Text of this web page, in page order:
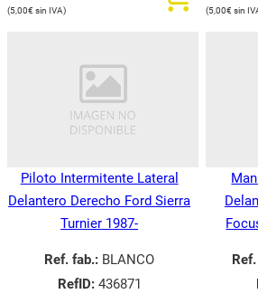
5,00€ 5,00€
Piloto Intermitente Lateral
Delantero Derecho Ford Sierra
Turnier 1987-
Ref. fab.: BLANCO
RefID:436871